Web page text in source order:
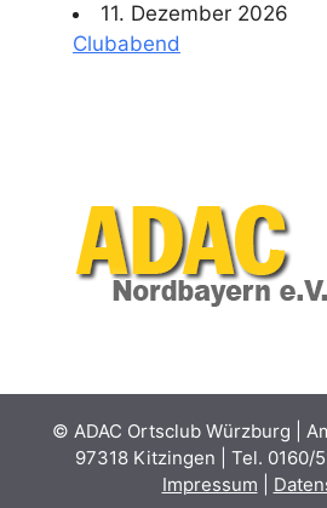
11. Dezember 2026
Clubabend
© ADAC Ortsclub Würzburg |
97318 Kitzingen | Tel. 0160/
Impressum